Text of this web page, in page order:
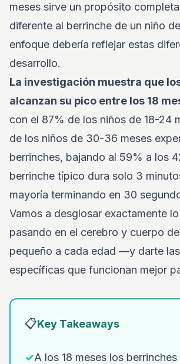
meses sirve un propósito
diferente al berrinche de un niño
enfoque debería reflejar estas
desarrollo.
La investigación muestra que
alcanzan su pico entre los 18
con el 87% de los niños de 18-24
de los niños de 30-36 meses
berrinches, bajando al 59% a los
berrinche típico dura solo 3
mayoría terminando en 30
Vamos a desglosar exactamente
pasando en el cerebro y cuerpo
pequeño a cada edad —y darte
específicas que funcionan mejor
📋Key Takeaways
✓A los 18 meses los berrinches